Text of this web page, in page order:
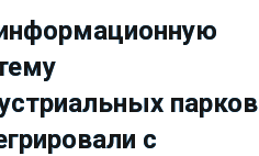
парков
с
парков
с